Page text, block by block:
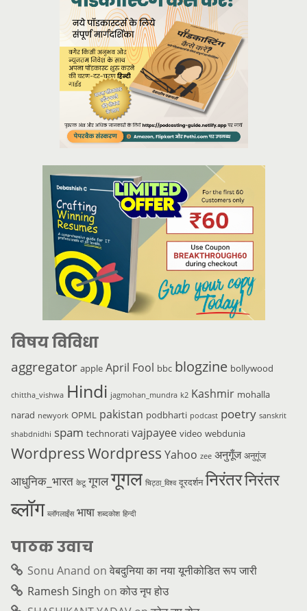
विषय विविधा
aggregator apple April Fool bbc blogzine bollywood
chittha_vishwa Hindi jagmohan_mundra k2 Kashmir mohalla
narad newyork OPML pakistan podbharti podcast poetry sanskrit
shabdnidhi spam technorati vajpayee video webdunia
WordpressWordpress Yahoo zee अनुगूँज अनुगूंज
आधुनिक_भारत केटू गूगलगूगल चिट्ठा_विश्व दूरदर्शन निरंतरनिरंतर
ब्लॉग ब्लॉगलाईंस भाषा शब्दकोश हिन्दी
पाठक उवाच
Sonu Anand on वेबदुनिया का नया यूनीकोडित रूप जारी
Ramesh Singh on कोउ नृप होउ